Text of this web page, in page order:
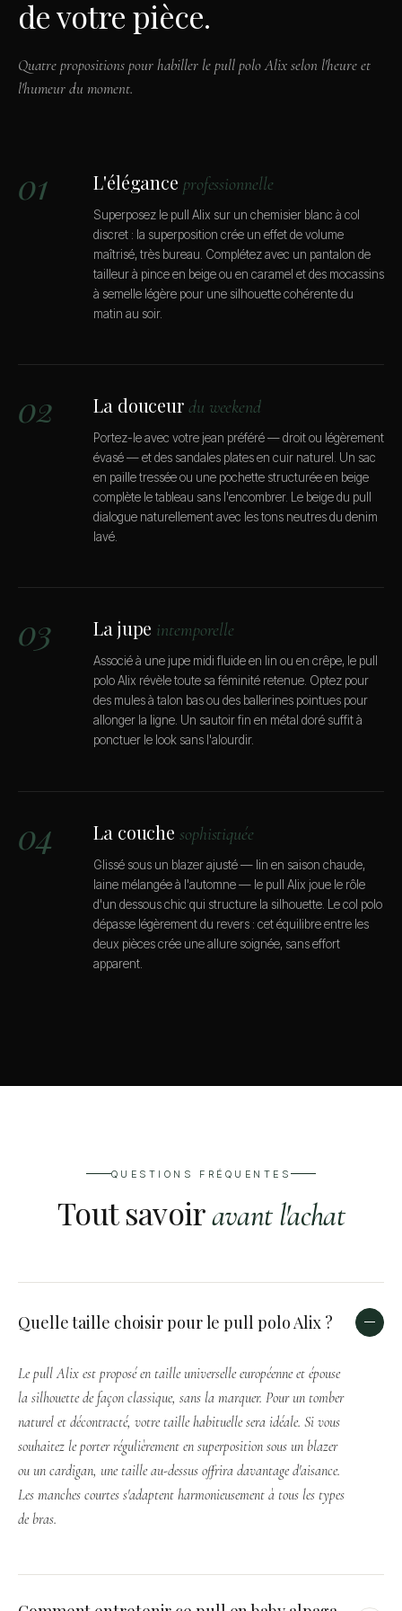
de votre pièce.
Quatre propositions pour habiller le pull polo Alix selon l'heure et
l'humeur du moment.
01 L'élégance professionnelle
Superposez le pull Alix sur un chemisier blanc à col
discret : la superposition crée un effet de volume
maîtrisé, très bureau. Complétez avec un pantalon de
tailleur à pince en beige ou en caramel et des mocassins
à semelle légère pour une silhouette cohérente du
matin au soir.
02 La douceur du weekend
Portez-le avec votre jean préféré — droit ou légèrement
évasé — et des sandales plates en cuir naturel. Un sac
en paille tressée ou une pochette structurée en beige
complète le tableau sans l'encombrer. Le beige du pull
dialogue naturellement avec les tons neutres du denim
lavé.
03 La jupe intemporelle
Associé à une jupe midi fluide en lin ou en crêpe, le pull
polo Alix révèle toute sa féminité retenue. Optez pour
des mules à talon bas ou des ballerines pointues pour
allonger la ligne. Un sautoir fin en métal doré suffit à
ponctuer le look sans l'alourdir.
04 La couche sophistiquée
Glissé sous un blazer ajusté — lin en saison chaude,
laine mélangée à l'automne — le pull Alix joue le rôle
d'un dessous chic qui structure la silhouette. Le col polo
dépasse légèrement du revers : cet équilibre entre les
deux pièces crée une allure soignée, sans effort
apparent.
QUESTIONS FRÉQUENTES
Tout savoiravant l'achat
Quelle taille choisir pour le pull polo Alix ?
Le pull Alix est proposé en taille universelle européenne et épouse
la silhouette de façon classique, sans la marquer. Pour un tomber
naturel et décontracté, votre taille habituelle sera idéale. Si vous
souhaitez le porter régulièrement en superposition sous un blazer
ou un cardigan, une taille au-dessus offrira davantage d'aisance.
Les manches courtes s'adaptent harmonieusement à tous les types
de bras.